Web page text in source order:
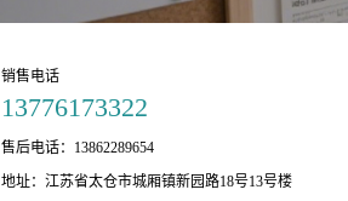
销售电话
13776173322
售后电话：13862289654
地址：江苏省太仓市城厢镇新园路18号13号楼